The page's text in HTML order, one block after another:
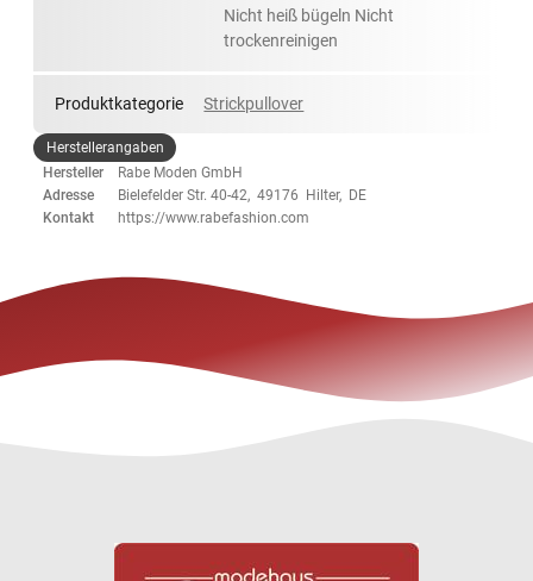
Nicht heiß bügeln Nicht
trockenreinigen
Produktkategorie Strickpullover
Herstellerangaben
Hersteller
Rabe Moden GmbH
Adresse
Bielefelder Str. 40-42, 49176 Hilter, DE
Kontakt
https://www.rabefashion.com